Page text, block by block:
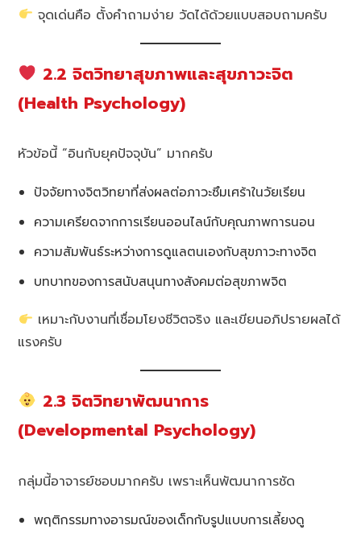
จุดเด่นคือ ตั้งคำถามง่าย วัดได้ด้วยแบบสอบถามครับ
2.2 จิตวิทยาสุขภาพและสุขภาวะจิต
(Health Psychology)
หัวข้อนี้ “อินกับยุคปัจจุบัน” มากครับ
ปัจจัยทางจิตวิทยาที่ส่งผลต่อภาวะซึมเศร้าในวัยเรียน
ความเครียดจากการเรียนออนไลน์กับคุณภาพการนอน
ความสัมพันธ์ระหว่างการดูแลตนเองกับสุขภาวะทางจิต
บทบาทของการสนับสนุนทางสังคมต่อสุขภาพจิต
เหมาะกับงานที่เชื่อมโยงชีวิตจริง และเขียนอภิปรายผลได้
แรงครับ
2.3 จิตวิทยาพัฒนาการ
(Developmental Psychology)
กลุ่มนี้อาจารย์ชอบมากครับ เพราะเห็นพัฒนาการชัด
พฤติกรรมทางอารมณ์ของเด็กกับรูปแบบการเลี้ยงดู